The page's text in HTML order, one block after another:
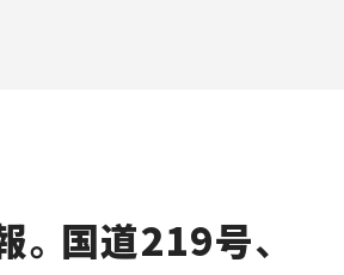
国道219号、
Traffic